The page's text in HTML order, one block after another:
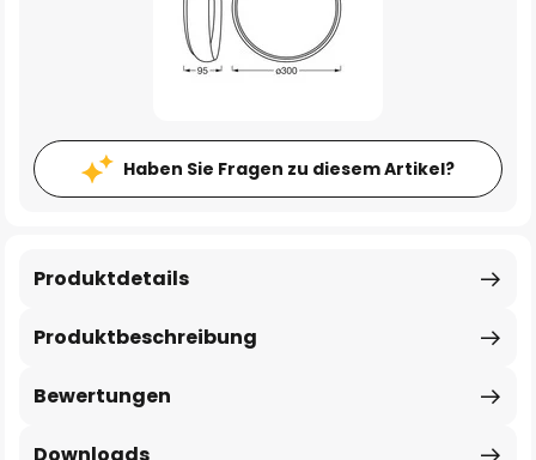
Haben Sie Fragen zu diesem Artikel?
Produktbeschreibung
Produktdetails
Bewertungen